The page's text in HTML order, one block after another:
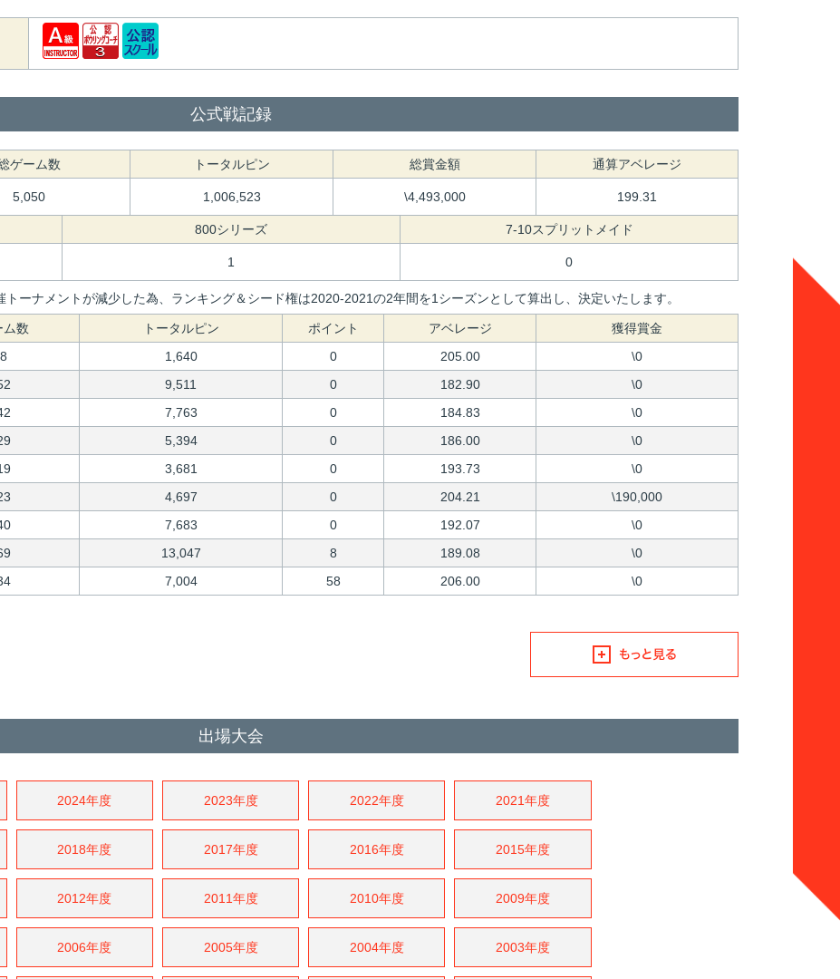
公式戦記録
ゲーム数 トータルピン 総賞金額 通算アベレージ
5,050 1,006,523 \4,493,000 199.31
800シリーズ 7-10スプリットメイド
1 0
ーナメントが減少した為、ランキング＆シード権は2020-2021の2年間を1シーズンとして算出し、決定いたします。
ム数 トータルピン ポイント アベレージ
獲得賞金
8 1,640 0 205.00
\0
9,511 0 182.90
\0
7,763 0 184.83
\0
5,394 0 186.00
\0
3,681 0 193.73
\0
4,697 0 204.21
\190,000
7,683 0 192.07
\0
13,047 8 189.08
\0
7,004 58 206.00 \0
出場大会
2024年度 2023年度 2022年度 2021年度
2018年度 2017年度 2016年度 2015年度
2012年度 2011年度 2010年度 2009年度
2006年度 2005年度 2004年度 2003年度